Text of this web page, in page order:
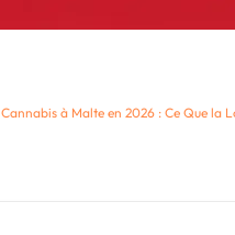
Cannabis à Malte en 2026 : Ce Que la